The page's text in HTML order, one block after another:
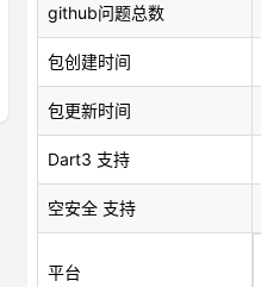
github问题总数
包创建时间
包更新时间
Dart3 支持
空安全 支持
平台